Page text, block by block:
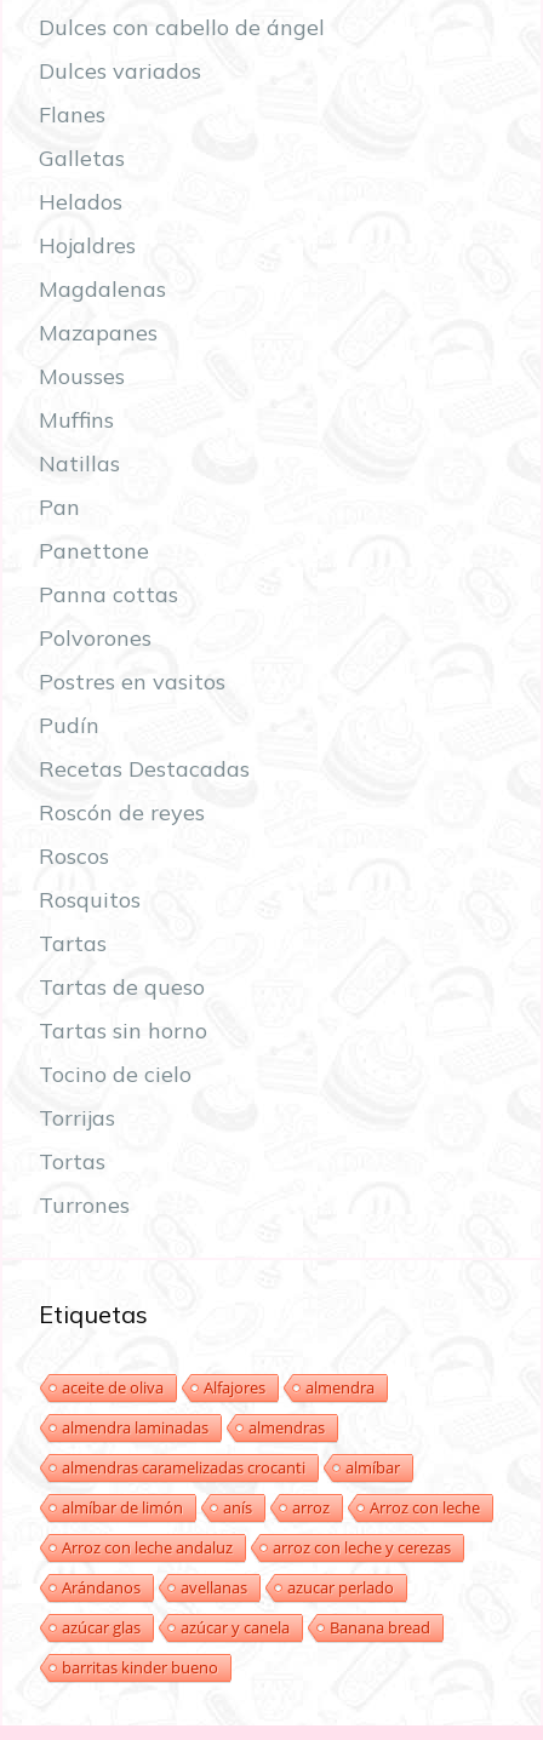
Dulces con cabello de ángel
Dulces variados
Flanes
Galletas
Helados
Hojaldres
Magdalenas
Mazapanes
Mousses
Muffins
Natillas
Pan
Panettone
Panna cottas
Polvorones
Postres en vasitos
Pudín
Recetas Destacadas
Roscón de reyes
Roscos
Rosquitos
Tartas
Tartas de queso
Tartas sin horno
Tocino de cielo
Torrijas
Tortas
Turrones
Etiquetas
aceite de oliva Alfajores
almendra
almendra laminadas
almendras
almendras caramelizadas crocanti
almíbar
almíbar de limón
anís arroz
Arroz con leche
Arroz con leche andaluz
arroz con leche y cerezas
Arándanos
avellanas
azucar perlado
azúcar glas
azúcar y canela
Banana bread
barritas kinder bueno